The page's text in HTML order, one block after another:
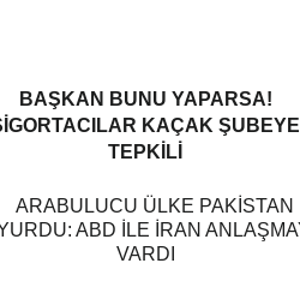
BAŞKAN BUNU YAPARSA!
KAÇAK ŞUBEYE
TEPKILI